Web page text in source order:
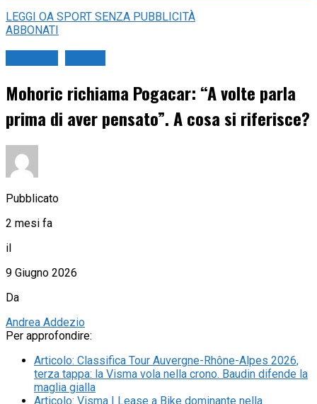
LEGGI OA SPORT SENZA PUBBLICITÀ
ABBONATI
Mohoric richiama Pogacar: “A volte parla
prima di aver pensato”. A cosa si riferisce?
Pubblicato
2 mesi fa
il
9 Giugno 2026
Da
Andrea Addezio
Per approfondire:
Articolo: Classifica Tour Auvergne-Rhône-Alpes 2026,
terza tappa: la Visma vola nella crono. Baudin difende la
maglia gialla
Articolo: Visma | Lease a Bike dominante nella